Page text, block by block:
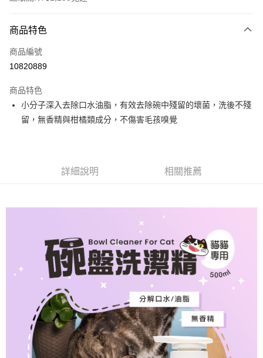
信用卡一次付款
信用卡分期付款
合作金庫商業銀行
華南商業銀行
彰化商業銀行
上海商業儲蓄銀行
台北富邦商業銀行
聯邦商業銀行
遠東國際商業銀行
台新國際商業銀行
中國信託商業銀行
超商取貨付款
LINE Pay
Google Pay
【大哥付你分期使用說明】
1.本服務由台灣大哥大提供，台灣大哥大用戶可立即使用無須另外申請。
2.付款方式選擇「大哥付你分期」，訂單成立後會自動跳轉到大哥付的交易
流程，驗證手機門號後，選擇欲分期的期數、繳款截止日，確認付款後即完
成交易。
3.實際核准額度、可分期數及費用金額請依後續交易確認頁面所載為準。
4.訂單成立30分鐘內，如未前往確認交易或遇審核未通過，訂單將自動取
消。如遇「轉專審核」未通過狀況，表示未達大哥付你分期系統評分，恕無
法說明評估內容。
【繳款方式說明】
AFTEE先享後付
相關說明
【關於「AFTEE先享後付」】
AFTEE先享後付是「在收到商品之後才付款」的支付方式。 讓您購物簡單
便利好安心！
１．簡單：不需註冊會員、不需綁卡、不需儲值。
２．便利：只要手機號碼，簡訊認證，即可結帳。
３．安心：先確認商品／服務後，再付款。
ATM付款
貨到付款
運送方式
商品特色
商品編號
10820889
商品特色
小分子深入去除口水油脂，有效去除碗中殘留的壞菌，洗後不殘
留，無香精與柑橘類成分，不傷害毛孩嗅覺
詳細說明 相關推薦